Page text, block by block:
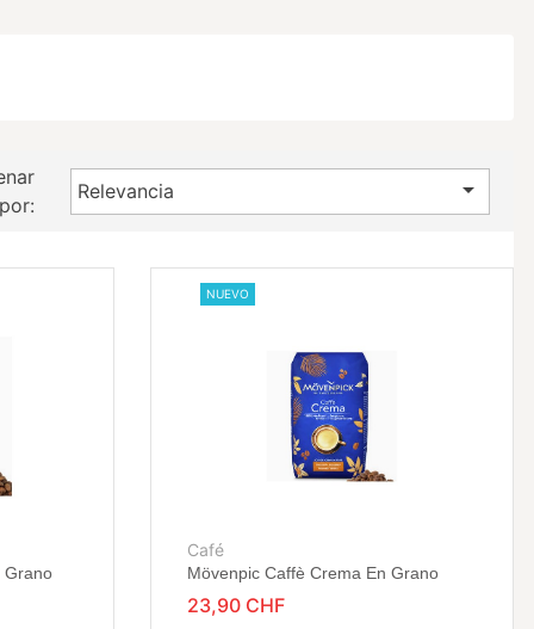
por:
Relevancia 
Grano
NUEVO
Café
Mövenpic Caffè Crema En Grano
23,90 CHF